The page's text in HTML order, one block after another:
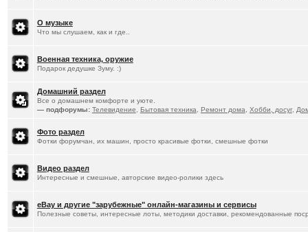
О музыке
Что мы слушаем, как и где..
Военная техника, оружие
Подарок дедушке Зуму. :)
Домашний раздел
Все о домашнем комфорте и уюте.
— подфорумы: Телевидение Бытовая техника Ремонт дома Хобби, досуг,
Фото раздел
Фотки форумчан, их машин, просто красивые фотки, смешные фотки
Видео раздел
Интересные и смешные, авторские видео-ролики здесь
eBay и другие "зарубежные" онлайн-магазины и сервисы
Полезные советы, интересные лоты, методики доставки, рекомендованные